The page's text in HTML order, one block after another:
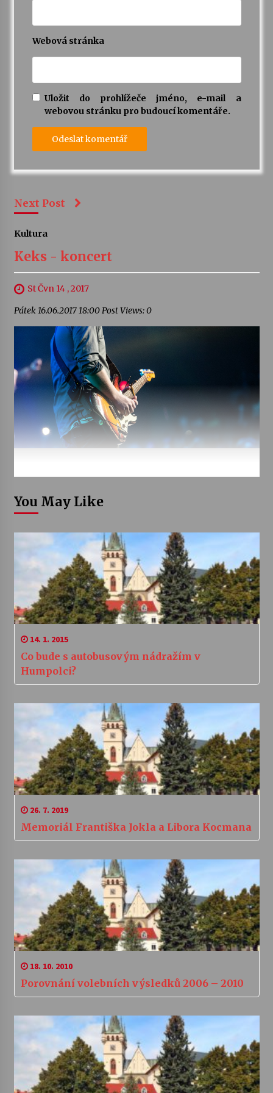
Webová stránka
Uložit do prohlížeče jméno, e-mail a
webovou stránku pro budoucí komentáře.
Next Post
Kultura
Keks - koncert
St Čvn 14 , 2017
Pátek 16.06.2017 18:00 Post Views: 0
You May Like
14. 1. 2015
Co bude s autobusovým nádražím v
Humpolci?
26. 7. 2019
Memoriál Františka Jokla a Libora Kocmana
18. 10. 2010
Porovnání volebních výsledků 2006 – 2010